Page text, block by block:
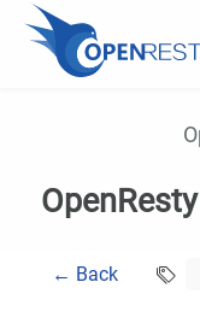
OpenResty Edge
ドキュメント
← Back